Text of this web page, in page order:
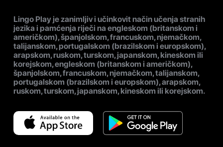
Lingo Play je zanimljiv i učinkovit način učenja stranih
jezika i pamćenja riječi na engleskom (britanskom i
američkom), španjolskom, francuskom, njemačkom,
talijanskom, portugalskom (brazilskom i europskom),
arapskom, ruskom, turskom, japanskom, kineskom ili
korejskom, engleskom (britanskom i američkom),
španjolskom, francuskom, njemačkom, talijanskom,
portugalskom (brazilskom i europskom), arapskom,
ruskom, turskom, japanskom, kineskom ili korejskom.